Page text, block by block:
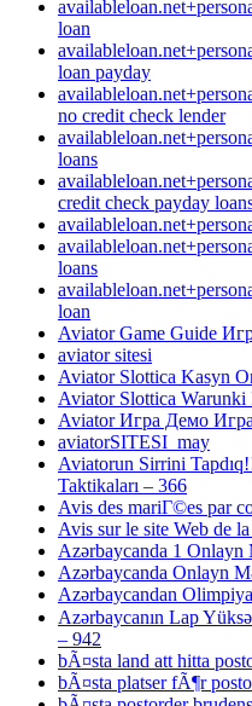
loan
loan payday
no credit check lender
loans
credit check payday
loans
loan
Aviator Game Guide
aviator sitesi
Aviator Slottica Kasyn
Aviator Slottica
Aviator Игра Демо
aviatorSITESI_may
Aviatorun Sirrini
Taktikaları – 366
Avis des mariГ©es par
Avis sur le site Web de
Azərbaycanda 1
Azərbaycanda Onlayn
Azərbaycandan
Azərbaycanın Lap
– 942
bÃ¤sta land att hitta
bÃ¤sta platser fÃ¶r